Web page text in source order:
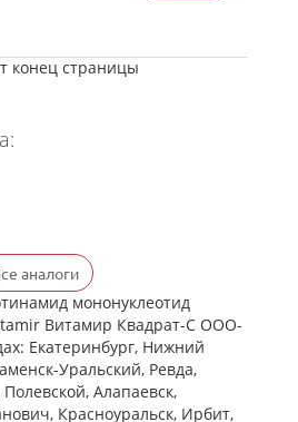
конец страницы
аналоги
мононуклеотид
Витамир Квадрат-С ООО-
Екатеринбург, Нижний
Уральский, Ревда,
Алапаевск,
Красноуральск, Ирбит,